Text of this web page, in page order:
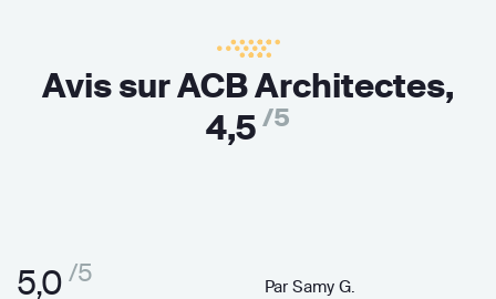
Avis sur ACB Architectes,
4,5 /5
5,0 /5 Par Samy G.